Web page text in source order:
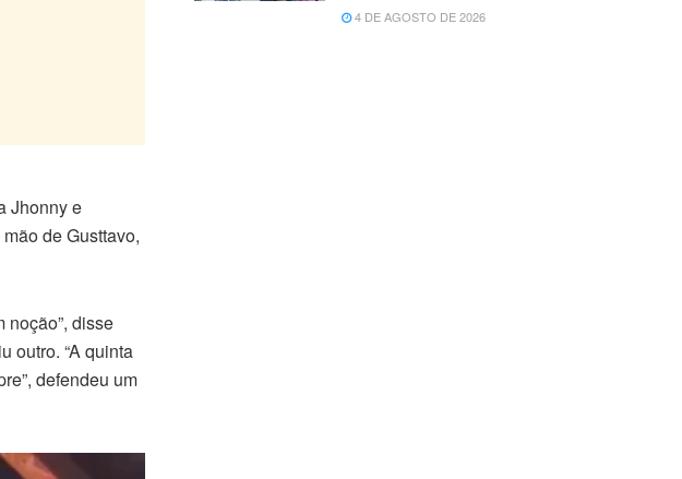
Jhonny e
de Gusttavo,
noção”, disse
outro. “A quinta
defendeu um
4 DE AGOSTO DE 2026